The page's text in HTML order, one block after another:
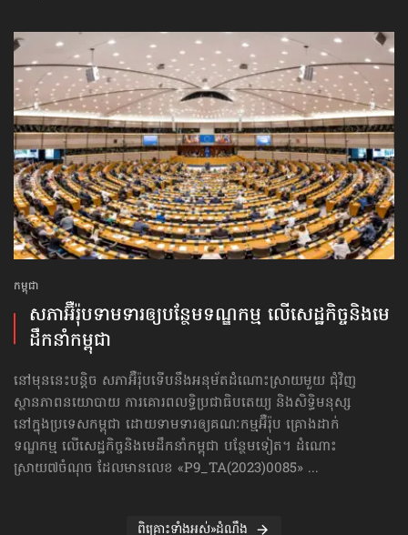
កម្ពុជា
សភាអ៊ឺរ៉ុបទាមទារ​ឲ្យបន្ថែម​ទណ្ឌកម្ម លើសេដ្ឋកិច្ច​និងមេ
ដឹកនាំកម្ពុជា
នៅមុននេះបន្តិច សភាអ៊ឺរ៉ុបទើបនឹងអនុម័តដំណោះស្រាយមួយ ជុំវិញ
ស្ថានភាពនយោបាយ ការគោរព​លទ្ធិ​ប្រជាធិបតេយ្យ និងសិទ្ធិមនុស្ស
នៅក្នុងប្រទេសកម្ពុជា ដោយទាមទារឲ្យគណៈកម្មអ៊ឺរ៉ុប គ្រោងដាក់​
ទណ្ឌកម្ម លើសេដ្ឋកិច្ច​និងមេដឹកនាំកម្ពុជា បន្ថែមទៀត។ ដំណោះ
ស្រាយ៧ចំណុច ដែលមានលេខ «P9_TA(2023)0085» ...
ពិគ្រោះទាំងអស់»ដំណឹង